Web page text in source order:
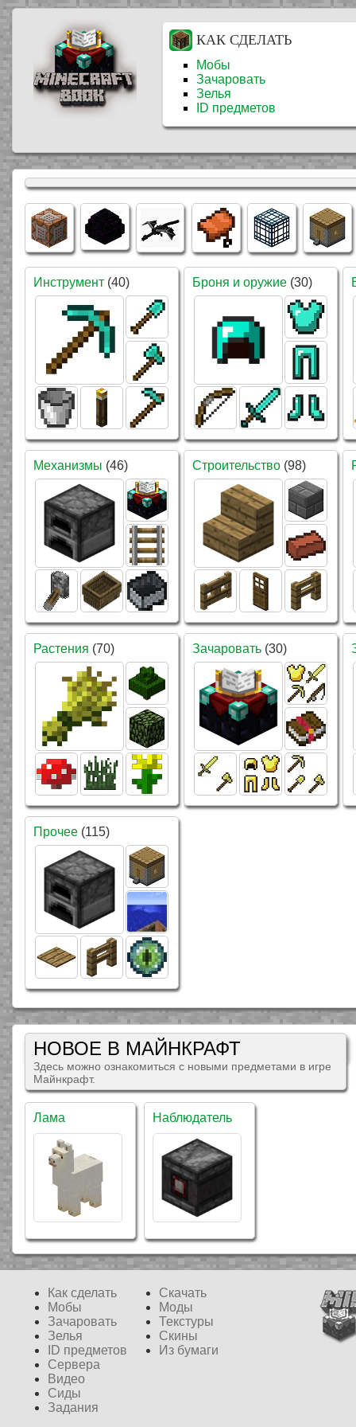
КАК СДЕЛАТЬ
Мобы
Зачаровать
Зелья
ID предметов
Инструмент (40) Броня и оружие (30)
Механизмы (46) Строительство (98)
Растения (70) Зачаровать (30)
Прочее (115)
НОВОЕ В МАЙНКРАФТ
Здесь можно ознакомиться с новыми предметами в игре
Майнкрафт.
Лама Наблюдатель
Ящик шалкера Панцирь шалкера
Карта сокровищ
Как сделать
Мобы
Зачаровать
Зелья
ID предметов
Сервера
Видео
Сиды
Задания
Скачать
Моды
Текстуры
Скины
Из бумаги